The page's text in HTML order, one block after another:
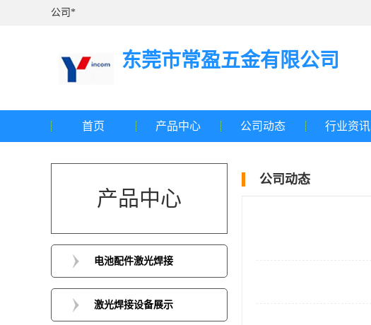
公司*
东莞市常盈五金有限公司
首页 产品中心 公司动态 行业资讯
产品中心
电池配件激光焊接
激光焊接设备展示
公司动态